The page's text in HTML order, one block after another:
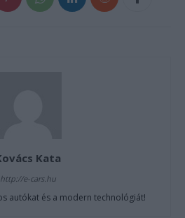
Kata
http://e-cars.hu
autókat és a modern technológiát!